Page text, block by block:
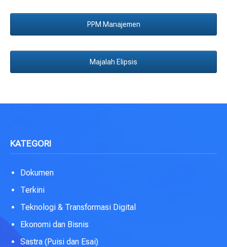
PPM Manajemen
Majalah Elipsis
KATEGORI
Dokumen
Terkini
Teknologi & Transformasi Digital
Ekonomi dan Bisnis
Sastra (Puisi dan Esai)